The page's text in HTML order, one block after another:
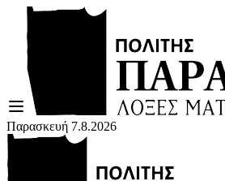
Παρασκευή 7.8.2026